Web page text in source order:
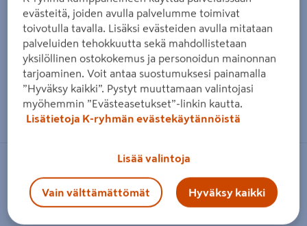
Zoomaa kuvaa sormilla kosketusnäytöllä
Raitisilmaventtiili FläktGroup KIV-
evästeitä, joiden avulla palvelumme toimivat
toivotulla tavalla. Lisäksi evästeiden avulla mitataan
palveluiden tehokkuutta sekä mahdollistetaan
yksilöllinen ostokokemus ja personoidun mainonnan
tarjoaminen. Voit antaa suostumuksesi painamalla
”Hyväksy kaikki”. Pystyt muuttamaan valintojasi
myöhemmin ”Evästeasetukset”-linkin kautta.
Lisätietoja K-ryhmän evästekäytännöistä
Lisää valintoja
Vain välttämättömät Hyväksy kaikki